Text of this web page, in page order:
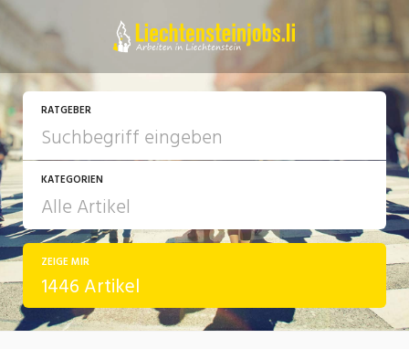
RATGEBER
KATEGORIEN
Arbeit
Ausbildung / Weiterbildung
ZEIGE MIR
1446 Artikel